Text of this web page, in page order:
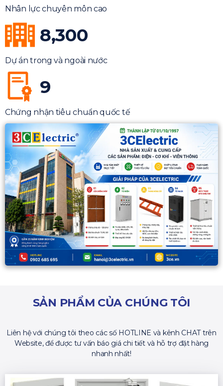
Nhân lực chuyên môn cao
8,300
Dự án trong và ngoài nước
9
Chứng nhận tiêu chuẩn quốc tế
SẢN PHẨM CỦA CHÚNG TÔI
Liên hệ với chúng tôi theo các số HOTLINE và kênh CHAT trên
Website, để được tư vấn báo giá chi tiết và hỗ trợ đặt hàng
nhanh nhất!